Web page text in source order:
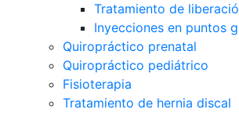
Tratamiento de
Inyecciones en puntos
Quiropráctico prenatal
Quiropráctico pediátrico
Fisioterapia
Tratamiento de hernia discal